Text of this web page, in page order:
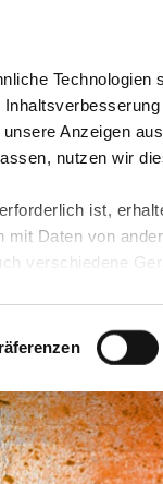
Anzeigen
nutzen wir
ist,
mit Daten von
verschiedene
ist kein der EU
führen kann.
unseren
Funktionen für
mittels
erteilte